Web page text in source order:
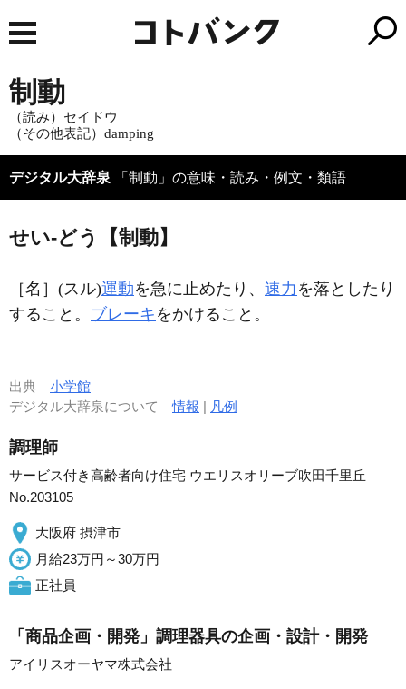
制動
（読み）セイドウ
（その他表記）damping
デジタル大辞泉 「制動」の意味・読み・例文・類語
せい‐どう【制動】
［名］ (スル)運動を急に止めたり、 速力 を落としたり
すること。 ブレーキ をかけること。
出典 小学館
デジタル大辞泉について情報 | 凡例
調理師
サービス付き高齢者向け住宅 ウエリスオリーブ吹田千里丘
No.203105
大阪府 摂津市
月給23万円～30万円
正社員
「商品企画・開発」調理器具の企画・設計・開発
アイリスオーヤマ株式会社